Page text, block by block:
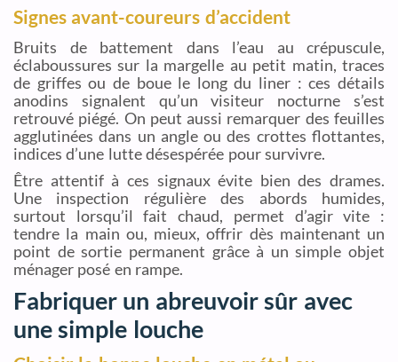
Signes avant-coureurs d’accident
Bruits de battement dans l’eau au crépuscule,
éclaboussures sur la margelle au petit matin, traces
de griffes ou de boue le long du liner : ces détails
anodins signalent qu’un visiteur nocturne s’est
retrouvé piégé. On peut aussi remarquer des feuilles
agglutinées dans un angle ou des crottes flottantes,
indices d’une lutte désespérée pour survivre.
Être attentif à ces signaux évite bien des drames.
Une inspection régulière des abords humides,
surtout lorsqu’il fait chaud, permet d’agir vite :
tendre la main ou, mieux, offrir dès maintenant un
point de sortie permanent grâce à un simple objet
ménager posé en rampe.
Fabriquer un abreuvoir sûr avec
une simple louche